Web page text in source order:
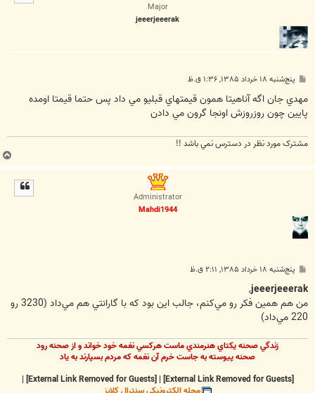
Major
jeeerjeeerak
پ
ت
پنج‌شنبه ۱۸ خرداد ۱۳۸۵, ۱:۳۶ ق.ظ
مهدي جان اگه آناهيتا همون قيمتهاي قبليو مي داد پس حتما قيمتا اومده
پايين چون روزروزش اونجا گرون مي دادن
مشترک مورد نظر در دسترس نمي باشد !!
ب
ا
Administrator
Mahdi1944
پ
ت
پنج‌شنبه ۱۸ خرداد ۱۳۸۵, ۲:۱۱ ق.ظ
jeeerjeeerak
,
من هم همين فكر رو مي‌كنم، جالب اين بود كه با گارانتي هم مي‌داد (3230 رو
220 مي‌داد)
زندگي صحنه يکتاي هنرمندي ماست هرکسي نغمه خود خواند و از صحنه رود
صحنه پيوسته به جاست خرم آن نغمه که مردم بسپارند به ياد
|
|